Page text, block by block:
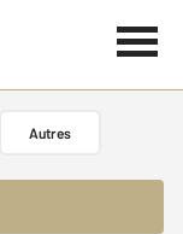
Autres